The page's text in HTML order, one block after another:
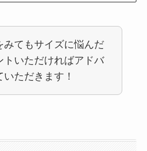
みてもサイズに悩んだ
トいただければアドバ
ただきます！